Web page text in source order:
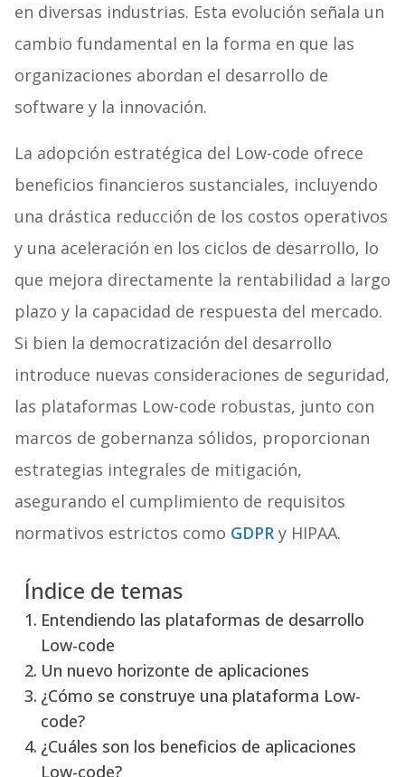
en diversas industrias. Esta evolución señala un
cambio fundamental en la forma en que las
organizaciones abordan el desarrollo de
software y la innovación.
La adopción estratégica del Low-code ofrece
beneficios financieros sustanciales, incluyendo
una drástica reducción de los costos operativos
y una aceleración en los ciclos de desarrollo, lo
que mejora directamente la rentabilidad a largo
plazo y la capacidad de respuesta del mercado.
Si bien la democratización del desarrollo
introduce nuevas consideraciones de seguridad,
las plataformas Low-code robustas, junto con
marcos de gobernanza sólidos, proporcionan
estrategias integrales de mitigación,
asegurando el cumplimiento de requisitos
normativos estrictos como GDPRy HIPAA.
Índice de temas
Entendiendo las plataformas de desarrollo
Low-code
Un nuevo horizonte de aplicaciones
¿Cómo se construye una plataforma Low-
code?
¿Cuáles son los beneficios de aplicaciones
Low-code?